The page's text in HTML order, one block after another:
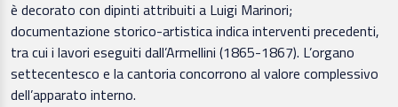
è decorato con dipinti attribuiti a Luigi Marinori;
documentazione storico-artistica indica interventi precedenti,
tra cui i lavori eseguiti dall’Armellini (1865-1867). L’organo
settecentesco e la cantoria concorrono al valore complessivo
dell’apparato interno.